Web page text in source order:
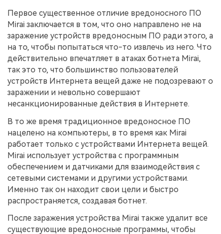
Первое существенное отличие вредоносного ПО
Mirai заключается в том, что оно направлено не на
заражение устройств вредоносным ПО ради этого, а
на то, чтобы попытаться что-то извлечь из него. Что
действительно впечатляет в атаках ботнета Mirai,
так это то, что большинство пользователей
устройств Интернета вещей даже не подозревают о
заражении и невольно совершают
несанкционированные действия в Интернете.
В то же время традиционное вредоносное ПО
нацелено на компьютеры, в то время как Mirai
работает только с устройствами Интернета вещей.
Mirai использует устройства с программным
обеспечением и датчиками для взаимодействия с
сетевыми системами и другими устройствами.
Именно так он находит свои цели и быстро
распространяется, создавая ботнет.
После заражения устройства Mirai также удалит все
существующие вредоносные программы, чтобы